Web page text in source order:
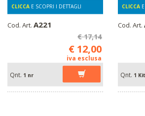
CLICCA E SCOPRI I DETTAGLI
Cod. Art. A221
€ 17,14
€ 12,00
iva esclusa
Qnt. 1 nr
CLICCA
Cod. Art.
Qnt. 1 Kit